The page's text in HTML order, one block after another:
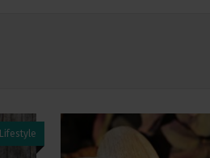
Lifestyle